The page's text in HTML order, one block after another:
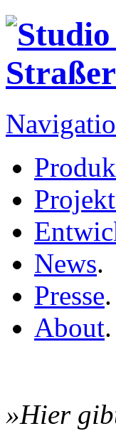
News.
Presse.
About.
»Hier